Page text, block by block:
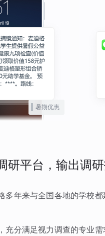
暑期优惠
研平台，输出调
多年来与全国各地的学校
充分满足视力调查的专业